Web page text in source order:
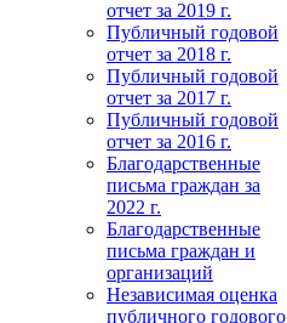
отчет за 2019 г.
Публичный годовой
отчет за 2018 г.
Публичный годовой
отчет за 2017 г.
Публичный годовой
отчет за 2016 г.
Благодарственные
письма граждан за
2022 г.
Благодарственные
письма граждан и
организаций
Независимая оценка
публичного годового